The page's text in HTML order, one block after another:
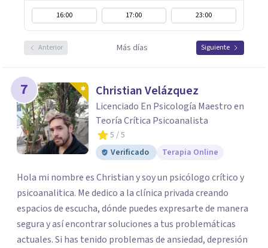
16:00 17:00 23:00
Anterior Más días Siguiente
7 Christian Velázquez
Licenciado En Psicología Maestro en
Teoría Crítica Psicoanalista
5 / 5
Verificado
Terapia Online
Hola mi nombre es Christian y soy un psicólogo crítico y
psicoanalitica. Me dedico a la clínica privada creando
espacios de escucha, dónde puedes expresarte de manera
segura y así encontrar soluciones a tus problemáticas
actuales. Si has tenido problemas de ansiedad, depresión